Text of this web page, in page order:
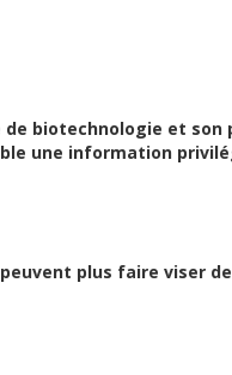
de biotechnologie et
une information
plus faire viser